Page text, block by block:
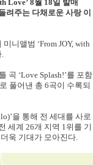
Love’8월 18일 발매
려주는 다채로운 사랑 이
미니앨범 ‘From JOY, with
.
곡 ‘Love Splash!’를 포함
풀어낸 총 6곡이 수록되
’을 통해 전 세대를 사로
세계 26개 지역 1위를 기
욱 기대가 모아진다.